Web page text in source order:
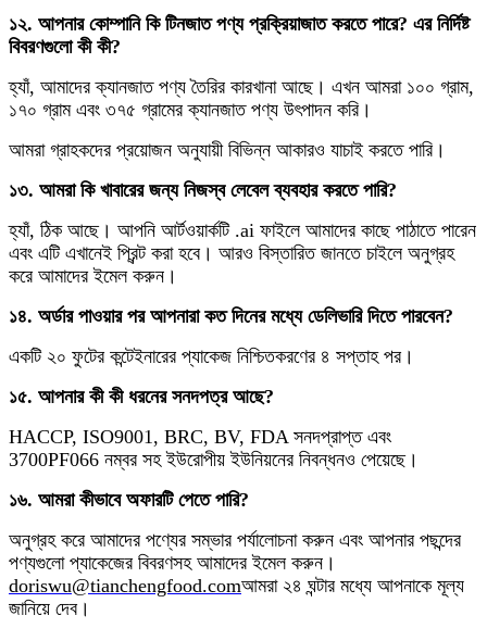
১২. আপনার কোম্পানি কি টিনজাত পণ্য প্রক্রিয়াজাত করতে পারে? এর নির্দিষ্ট
বিবরণগুলো কী কী?
হ্যাঁ, আমাদের ক্যানজাত পণ্য তৈরির কারখানা আছে। এখন আমরা ১০০ গ্রাম,
১৭০ গ্রাম এবং ৩৭৫ গ্রামের ক্যানজাত পণ্য উৎপাদন করি।
আমরা গ্রাহকদের প্রয়োজন অনুযায়ী বিভিন্ন আকারও যাচাই করতে পারি।
১৩. আমরা কি খাবারের জন্য নিজস্ব লেবেল ব্যবহার করতে পারি?
হ্যাঁ, ঠিক আছে। আপনি আর্টওয়ার্কটি .ai ফাইলে আমাদের কাছে পাঠাতে পারেন
এবং এটি এখানেই প্রিন্ট করা হবে। আরও বিস্তারিত জানতে চাইলে অনুগ্রহ
করে আমাদের ইমেল করুন।
১৪. অর্ডার পাওয়ার পর আপনারা কত দিনের মধ্যে ডেলিভারি দিতে পারবেন?
একটি ২০ ফুটের কন্টেইনারের প্যাকেজ নিশ্চিতকরণের ৪ সপ্তাহ পর।
১৫. আপনার কী কী ধরনের সনদপত্র আছে?
HACCP, ISO9001, BRC, BV, FDA সনদপ্রাপ্ত এবং
3700PF066 নম্বর সহ ইউরোপীয় ইউনিয়নের নিবন্ধনও পেয়েছে।
১৬. আমরা কীভাবে অফারটি পেতে পারি?
অনুগ্রহ করে আমাদের পণ্যের সম্ভার পর্যালোচনা করুন এবং আপনার পছন্দের
পণ্যগুলো প্যাকেজের বিবরণসহ আমাদের ইমেল করুন।
doriswu@tianchengfood.comআমরা ২৪ ঘন্টার মধ্যে আপনাকে মূল্য
জানিয়ে দেব।